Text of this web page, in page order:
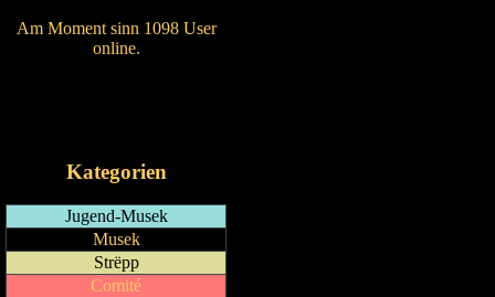
Am Moment sinn 1098 User
online.
Kategorien
Jugend-Musek
Musek
Strëpp
Comité